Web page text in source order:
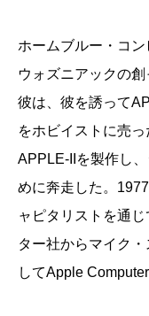
ホームブルー・コン
ウォズニアックの
彼は、彼を誘って
をホビイストに売
APPLE-IIを製作し
めに奔走した。
ャピタリストを通
ター社からマイク
してApple